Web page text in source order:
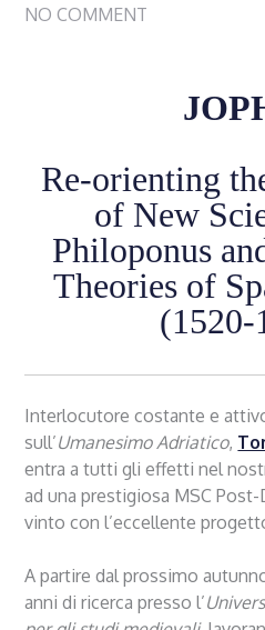
NO COMMENT
Re-orienting
of New
Philoponus
Theories of
(1520-
Interlocutore costante e
sull’Umanesimo Adriatico,
entra a tutti gli effetti nel
ad una prestigiosa MSC
vinto con l’eccellente
A partire dal prossimo
anni di ricerca presso l’